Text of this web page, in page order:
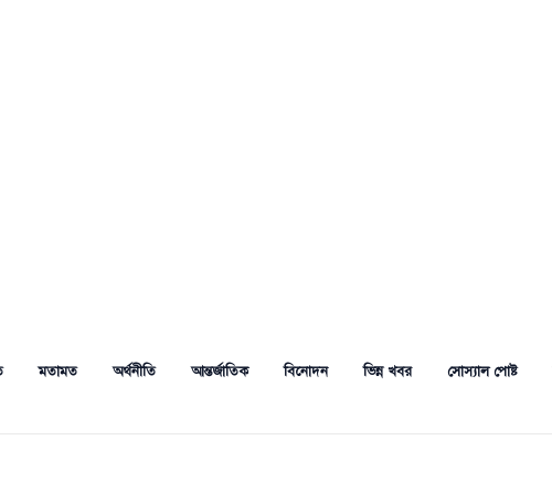
মতামত অর্থনীতি আন্তর্জাতিক বিনোদন ভিন্ন খবর সোস্যাল পোষ্ট